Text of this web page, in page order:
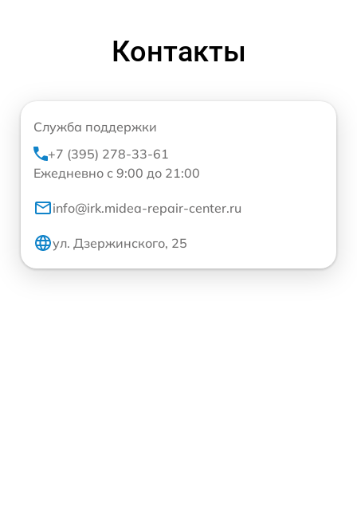
Контакты
Служба поддержки
+7 (395) 278-33-61
Ежедневно с 9:00 до 21:00
info@irk.midea-repair-center.ru
ул. Дзержинского, 25